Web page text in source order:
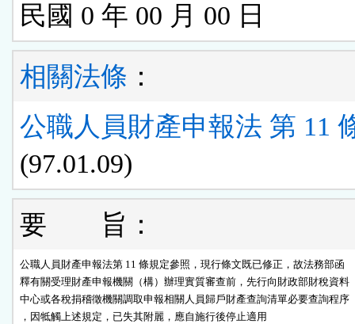
民國 0 年 00 月 00 日
相關法條 ：
公職人員財產申報法 第 11
(97.01.09)
要 旨：
公職人員財產申報法第 11 條規定參照，現行條文既已修正，故法務部函
釋有關受理財產申報機關（構）辦理實質審查前，先行向財政部財稅資料
中心或各稅捐稽徵機關調取申報相關人員歸戶財產查詢清單必要查詢程序
，因牴觸上述規定，已失其附麗，應自施行後停止適用